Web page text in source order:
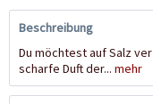
Beschreibung
Du möchtest auf Salz
scharfe Duft der... mehr